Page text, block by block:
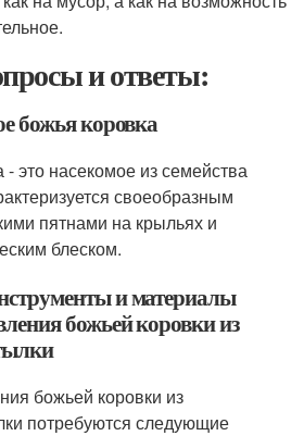
и ответы:
божья коровка
это насекомое из семейства
своеобразным
пятнами на крыльях и
блеском.
и материалы
божьей коровки из
божьей коровки из
потребуются следующие